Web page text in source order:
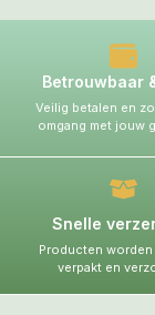
Betrouwbaar
Veilig betalen en
omgang met jouw
Snelle
Producten worden
verpakt en